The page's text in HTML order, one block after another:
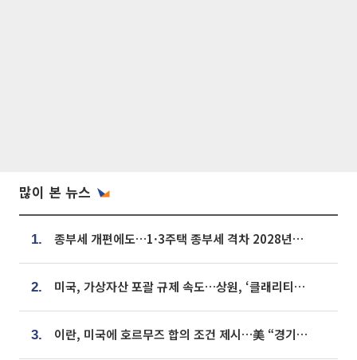
많이 본 뉴스
1. 종부세 개편에도…1·3주택 종부세 격차 2028년부터 확대
2. 미국, 가상자산 포괄 규제 속도…상원, ‘클래리티법’ 9월 절차투표 추진
3. 이란, 미국에 호르무즈 합의 조건 제시…美 “경기 아직 안 끝나” [종합]